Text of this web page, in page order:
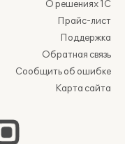
О решениях 1С
Прайс-лист
Поддержка
Обратная связь
Сообщить об ошибке
Карта сайта